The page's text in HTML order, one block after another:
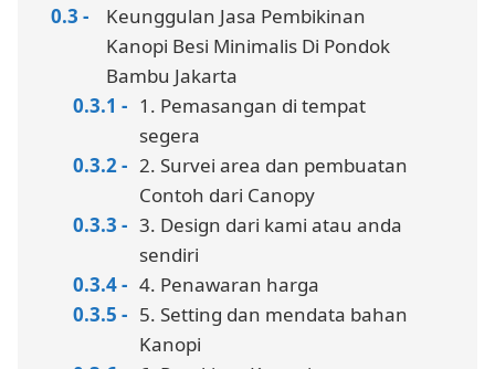
Keunggulan Jasa Pembikinan
Kanopi Besi Minimalis Di Pondok
Bambu Jakarta
1. Pemasangan di tempat
segera
2. Survei area dan pembuatan
Contoh dari Canopy
3. Design dari kami atau anda
sendiri
4. Penawaran harga
5. Setting dan mendata bahan
Kanopi